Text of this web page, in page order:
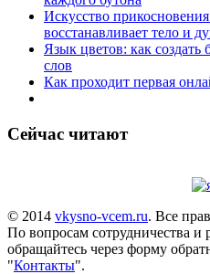
Искусство
восстанавливает тело и
Язык цветов: как создать
слов
Как проходит первая
Сейчас читают
© 2014 vkysno-vcem.ru. Все
По вопросам сотрудничества и
обращайтесь через форму
"Контакты".